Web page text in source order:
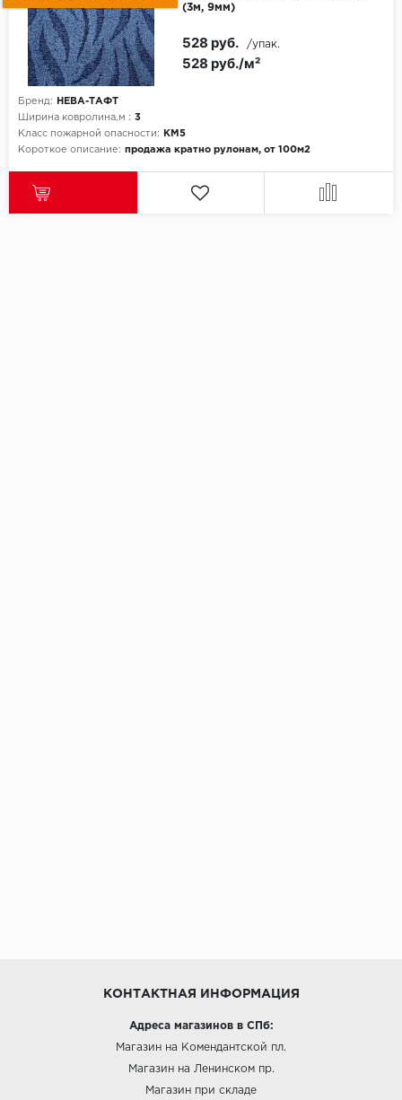
(3м, 9мм)
Бренд:
НЕВА-ТАФТ
Ширина ковролина,м : 3
Класс пожарной опасности:
КМ5
Короткое описание: продажа кратно рулонам, от 100м2
528 руб./м²
528 руб. /упак.
КОНТАКТНАЯ ИНФОРМАЦИЯ
Адреса магазинов в СПб:
Магазин на Комендантской пл.
Магазин на Ленинском пр.
Магазин при складе